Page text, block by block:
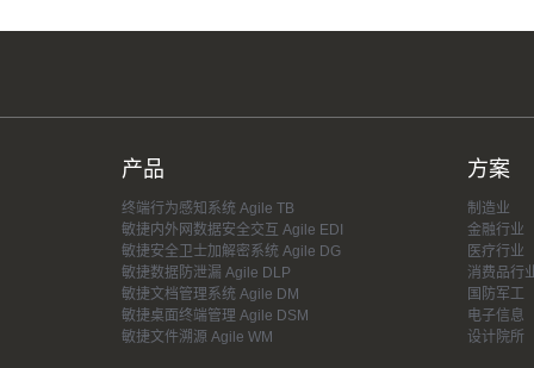
产品
终端行为感知系统 Agile TB
敏捷内外网数据安全交互 Agile EDI
敏捷安全卫士加解密系统 Agile DG
敏捷数据防泄漏 Agile DLP
敏捷文档管理系统 Agile DM
敏捷桌面终端管理 Agile DSM
敏捷文件溯源 Agile WM
方案
制造业
金融行业
医疗行业
消费品行
国防军工
电子信息
设计院所